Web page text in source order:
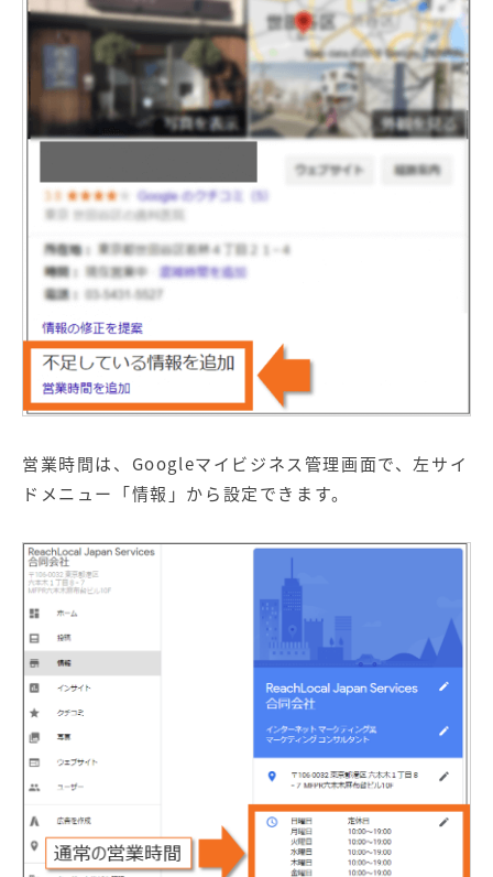
営業時間は、Googleマイビジネス管理画面で、左サイ
ドメニュー「情報」から設定できます。